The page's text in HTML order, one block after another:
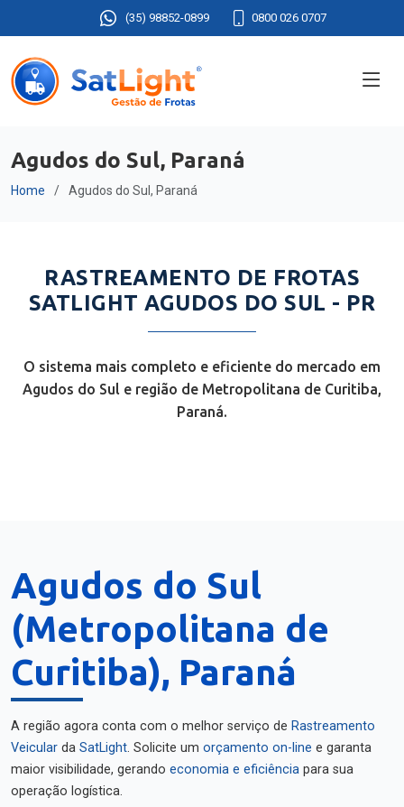
(35) 98852-0899 0800 026 0707
Agudos do Sul, Paraná
Home Agudos do Sul, Paraná
RASTREAMENTO DE FROTAS
SATLIGHT AGUDOS DO SUL - PR
O sistema mais completo e eficiente do mercado em
Agudos do Sul e região de Metropolitana de Curitiba,
Paraná.
Agudos do Sul
(Metropolitana de
Curitiba), Paraná
A região agora conta com o melhor serviço de Rastreamento
Veicular da SatLight. Solicite um orçamento on-line e garanta
maior visibilidade, gerando economia e eficiência para sua
operação logística.